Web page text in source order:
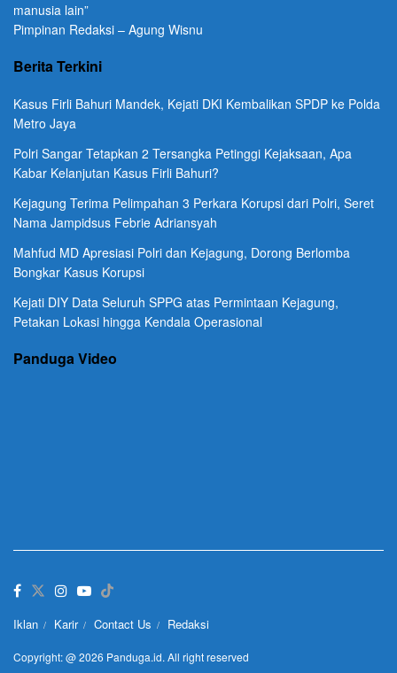
manusia lain”
Pimpinan Redaksi – Agung Wisnu
Berita Terkini
Kasus Firli Bahuri Mandek, Kejati DKI Kembalikan SPDP ke Polda
Metro Jaya
Polri Sangar Tetapkan 2 Tersangka Petinggi Kejaksaan, Apa
Kabar Kelanjutan Kasus Firli Bahuri?
Kejagung Terima Pelimpahan 3 Perkara Korupsi dari Polri, Seret
Nama Jampidsus Febrie Adriansyah
Mahfud MD Apresiasi Polri dan Kejagung, Dorong Berlomba
Bongkar Kasus Korupsi
Kejati DIY Data Seluruh SPPG atas Permintaan Kejagung,
Petakan Lokasi hingga Kendala Operasional
Panduga Video
Iklan Karir Contact Us Redaksi
Copyright: @ 2026 Panduga.id. All right reserved